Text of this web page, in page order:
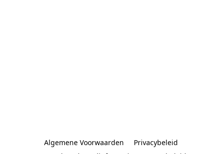
Algemene Voorwaarden
Privacybeleid